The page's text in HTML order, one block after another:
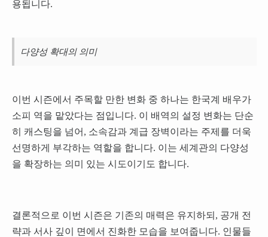
용됩니다.
다양성 확대의 의미
이번 시즌에서 주목할 만한 변화 중 하나는 한국계 배우가
소피 역을 맡았다는 점입니다. 이 배역의 설정 변화는 단순
히 캐스팅을 넘어, 소속감과 계급 장벽이라는 주제를 더욱
선명하게 부각하는 역할을 합니다. 이는 세계관의 다양성
을 확장하는 의미 있는 시도이기도 합니다.
결론적으로 이번 시즌은 기존의 매력은 유지하되, 공개 전
략과 서사 깊이 면에서 진화한 모습을 보여줍니다. 인물들